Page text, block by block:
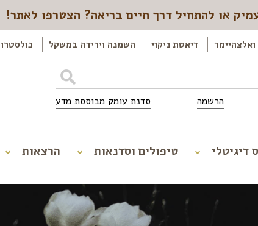
או להתחיל דרך חיים בריאה? הצטרפו לאתר!
דיאטת ניקוי השמנה וירידה במשקל
הרשמה סדנת עומק מבוססת מדע
דיגיטלי טיפולים וסדנאות הרצאות